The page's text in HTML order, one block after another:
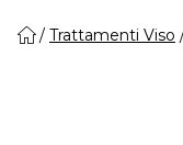
Trattamenti Viso